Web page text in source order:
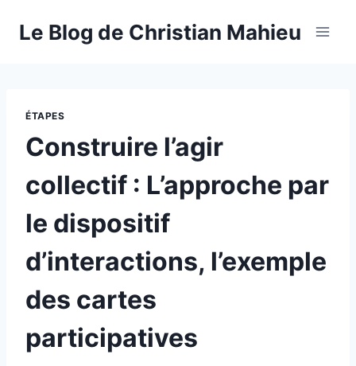
Le Blog de Christian Mahieu
ÉTAPES
Construire l’agir
collectif : L’approche par
le dispositif
d’interactions, l’exemple
des cartes
participatives